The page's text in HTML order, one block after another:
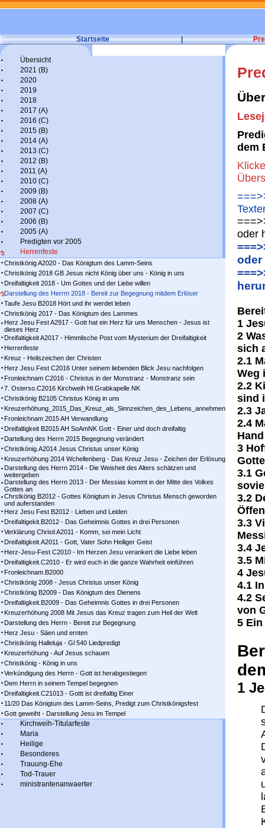
Startseite |
Übersicht
2021 (B)
2020
2019
2018
2017 (A)
2016 (C)
2015 (B)
2014 (A)
2013 (C)
2012 (B)
2011 (A)
2010 (C)
2009 (B)
2008 (A)
2007 (C)
2006 (B)
2005 (A)
Predigten vor 2005
Herrenfeste
Christkönig A2020 - Das Königtum des Lamm-Seins
Christkönig 2018 GB Jesus nicht König über uns - König in uns
Dreifaltigkeit 2018 - Um Gottes und der Liebe willen
Darstellung des Herrm 2018 - Bereit zur Begegnung mitdem Erlöser
Taufe Jesu B2018 Hört und ihr werdet leben
Christkönig 2017 - Das Königtum des Lammes
Herz Jesu Fest A2917 - Gott hat ein Herz für uns Menschen - Jesus ist
dieses Herz
Dreifaltigkeit A2017 - Himmlische Post vom Mysterium der Dreifaltigkeit
Herrenfeste
Kreuz - Heilszeichen der Christen
Herz Jesu Fest C2016 Unter seinem liebenden Blick Jesu nachfolgen
Fronleichnam C2016 - Christus in der Monstranz - Monstranz sein
7. Osterso.C2016 Kirchweih Hl.Grabkapelle NK
Christkönig B2105 Christus König in uns
Kreuzerhöhung_2015_Das_Kreuz_als_Sinnzeichen_des_Lebens_annehmen
Fronleichnam 2015 AH Verwandlung
Dreifaltigkeit B2015 AH SoAmNK Gott - Einer und doch dreifaltig
Dartellung des Herrn 2015 Begegnung verändert
Christkönig.A2014 Jesus Christus unser König
Kreuzerhöhung 2014 Wchellenberg - Das Kreuz Jesu - Zeichen der Erlösung
Darstellung des Herrn 2014 - Die Weisheit des Alters schätzen und
weitergeben
Darstellung des Herrn 2013 - Der Messias kommt in der Mitte des Volkes
Gottes an
Chrstkönig B2012 - Gottes Königtum in Jesus Christus Mensch geworden
und auferstanden
Herz Jesu Fest B2012 - Lieben und Leiden
Dreifaltigekit.B2012 - Das Geheimnis Gottes in drei Personen
Verklärung Christi A2011 - Komm, sei mein Licht
Dreifaltigkeit.A2011 - Gott, Vater Sohn Heiliger Geist
Herz-Jesu-Fest C2010 - Im Herzen Jesu verankert die Liebe leben
Dreifaltigkeit.C2010 - Er wird euch in die ganze Wahrheit einführen
Fronleichnam.B2000
Christkönig 2008 - Jesus Christus unser König
Christkönig B2009 - Das Königtum des Dienens
Dreifaltigkeit.B2009 - Das Geheimnis Gottes in drei Personen
Kreuzerhöhung 2008 Mit Jesus das Kreuz tragen zum Heil der Welt
Darstellung des Herrn - Bereit zur Begegnung
Herz Jesu - Säen und ernten
Christkönig Halleluja - Gl 540 Liedpredigt
Kreuzerhöhung - Auf Jesus schauen
Christkönig - König in uns
Verkündigung des Herrn - Gott ist herabgestiegen
Dem Herrn in seinem Tempel begegnen
Dreifaltigkeit.C21013 - Gottt ist dreifaltig Einer
11/20 Das Königtum des Lamm-Seins, Predigt zum Christkönigsfest
Gott geweiht - Darstellung Jesu im Tempel
Kirchweih-Titularfeste
Maria
Heilige
Besonderes
Trauung-Ehe
Tod-Trauer
ministrantenanwaerter
dem
oder
oder
1
2
sich
2.1
Weg
2.2
sind
2.3
2.4
Hand
3
3.1
3.2
3.3
3.4
3.5
4
4.1
4.2
von
5
1